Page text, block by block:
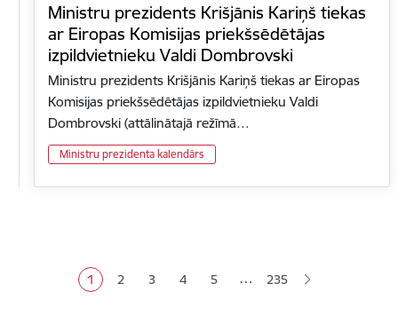
Ministru prezidents Krišjānis Kariņš tiekas
ar Eiropas Komisijas priekšsēdētājas
izpildvietnieku Valdi Dombrovski
Ministru prezidents Krišjānis Kariņš tiekas ar Eiropas
Komisijas priekšsēdētājas izpildvietnieku Valdi
Dombrovski (attālinātajā režīmā…
Ministru prezidenta kalendārs
Pašreizējā lapa
1 Lapa
2 Lapa
3 Lapa
4 Lapa
5 … 235